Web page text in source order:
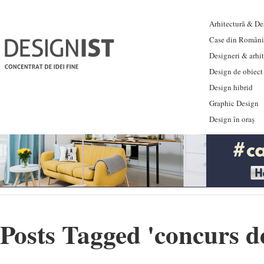
Arhitectură &
Case din
Designeri &
Design de obiect
Design hibrid
Graphic Design
Design în oraș
Posts Tagged 'concurs